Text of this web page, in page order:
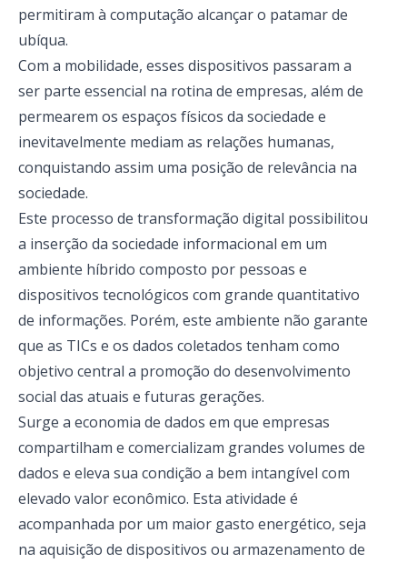
permitiram à computação alcançar o patamar de
ubíqua.
Com a mobilidade, esses dispositivos passaram a
ser parte essencial na rotina de empresas, além de
permearem os espaços físicos da sociedade e
inevitavelmente mediam as relações humanas,
conquistando assim uma posição de relevância na
sociedade.
Este processo de transformação digital possibilitou
a inserção da sociedade informacional em um
ambiente híbrido composto por pessoas e
dispositivos tecnológicos com grande quantitativo
de informações. Porém, este ambiente não garante
que as TICs e os dados coletados tenham como
objetivo central a promoção do desenvolvimento
social das atuais e futuras gerações.
Surge a economia de dados em que empresas
compartilham e comercializam grandes volumes de
dados e eleva sua condição a bem intangível com
elevado valor econômico. Esta atividade é
acompanhada por um maior gasto energético, seja
na aquisição de dispositivos ou armazenamento de